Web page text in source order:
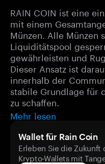
RAIN COIN ist eine
mit einem
Münzen. Alle Münzen
Liquiditätspool
gewährleisten und
Dieser Ansatz ist
innerhalb der
stabile Grundlage für
zu schaffen.
Mehr lesen
Wallet für Rain Coin
Erleben Sie die Zukunft
Krypto-Wallets mit